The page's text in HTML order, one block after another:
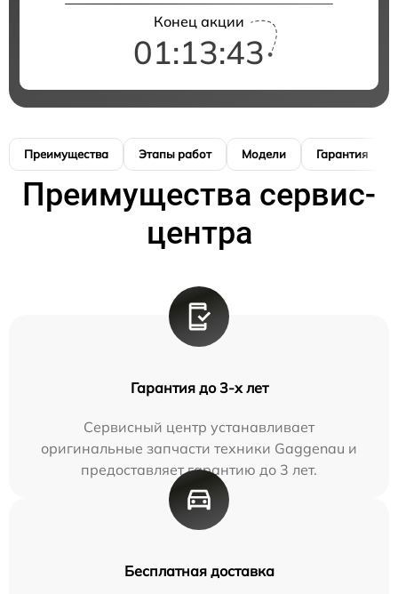
Конец акции
01:13:42
Преимущества Этапы работ Модели Гарантия
Преимущества сервис-
центра
Гарантия до 3-х лет
Сервисный центр устанавливает
оригинальные запчасти техники Gaggenau и
предоставляет гарантию до 3 лет.
Бесплатная доставка